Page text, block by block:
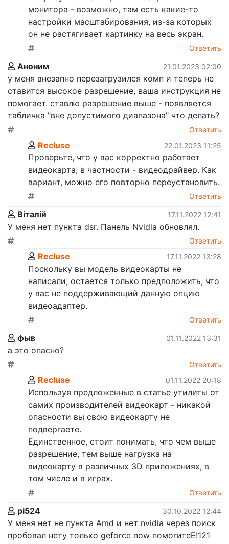
монитора - возможно, там есть какие-то
настройки масштабирования, из-за которых
он не растягивает картинку на весь экран.
Ответить
Аноним 21.01.2023 02:00
у меня внезапно перезагрузился комп и теперь не
ставится высокое разрешение, ваша инструкция не
помогает. ставлю разрешение выше - появляется
табличка "вне допустимого диапазона" что делать?
Ответить
Recluse 22.01.2023 11:25
Проверьте, что у вас корректно работает
видеокарта, в частности - видеодрайвер. Как
вариант, можно его повторно переустановить.
Ответить
Віталій 17.11.2022 12:41
У меня нет пункта dsr. Панель Nvidia обновлял.
Ответить
Recluse 17.11.2022 13:28
Поскольку вы модель видеокарты не
написали, остается только предположить, что
у вас не поддерживающий данную опцию
видеоадаптер.
Ответить
фыв 01.11.2022 13:31
а это опасно?
Ответить
Recluse 01.11.2022 20:18
Используя предложенные в статье утилиты от
самих производителей видеокарт - никакой
опасности вы свою видеокарту не
подвергаете.
Единственное, стоит понимать, что чем выше
разрешение, тем выше нагрузка на
видеокарту в различных 3D приложениях, в
том числе и в играх.
Ответить
pi524 30.10.2022 12:44
У меня нет не пункта Amd и нет nvidia через поиск
пробовал нету только geforce now помогитеЕ!121